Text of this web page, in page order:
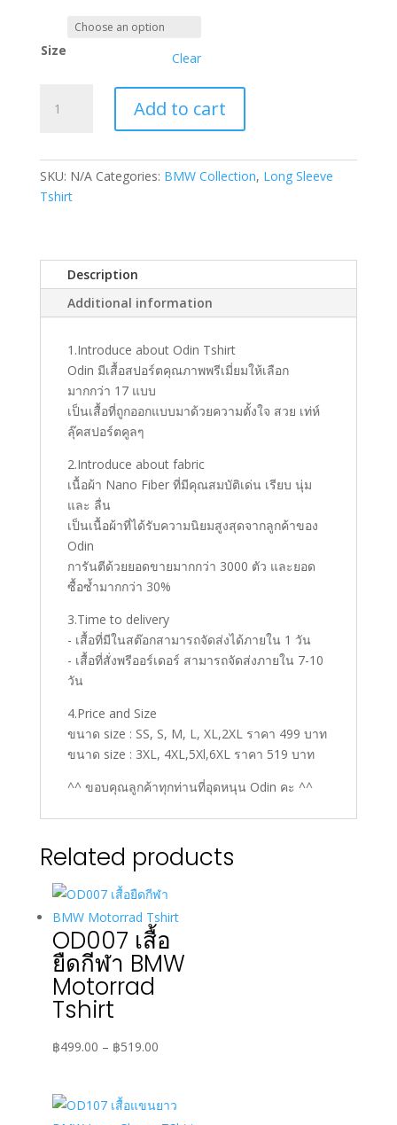
Size Clear
เสื้อ
BMW
Long
quantity
Add to cart
SKU: N/A Categories: BMW Collection, Long Sleeve
Tshirt
Description
Additional information
1.Introduce about Odin Tshirt
Odin มีเสื้อสปอร์ตคุณภาพพรีเมี่ยมให้เลือก
มากกว่า 17 แบบ
เป็นเสื้อที่ถูกออกแบบมาด้วยความตั้งใจ สวย เท่ห์
ลุ๊คสปอร์ตคูลๆ
2.Introduce about fabric
เนื้อผ้า Nano Fiber ที่มีคุณสมบัติเด่น เรียบ นุ่ม
และ ลื่น
เป็นเนื้อผ้าที่ได้รับความนิยมสูงสุดจากลูกค้าของ
Odin
การันตีด้วยยอดขายมากกว่า 3000 ตัว และยอด
ซื้อซ้ำมากกว่า 30%
3.Time to delivery
- เสื้อที่มีในสต๊อกสามารถจัดส่งได้ภายใน 1 วัน
- เสื้อที่สั่งพรีออร์เดอร์ สามารถจัดส่งภายใน 7-10
วัน
4.Price and Size
ขนาด size : SS, S, M, L, XL,2XL ราคา 499 บาท
ขนาด size : 3XL, 4XL,5Xl,6XL ราคา 519 บาท
^^ ขอบคุณลูกค้าทุกท่านที่อุดหนุน Odin คะ ^^
Related products
OD007 เสื้อ
ยืดกีฬา BMW
Motorrad
Tshirt
฿499.00 – ฿519.00Price
through